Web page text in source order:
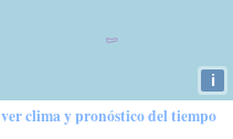
i
ver clima y pronóstico del tiempo